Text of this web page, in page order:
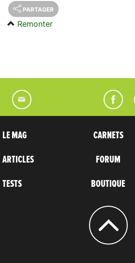
PARTAGER
Remonter
LE MAG
ARTICLES
TESTS
CARNETS
FORUM
BOUTIQUE